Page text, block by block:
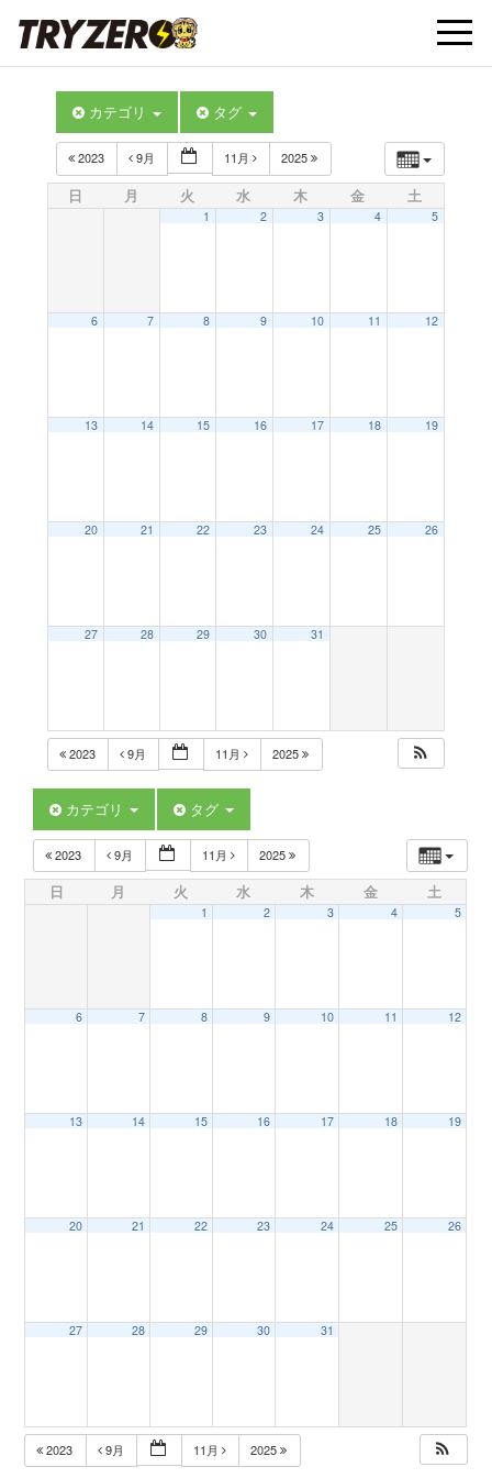
t
t
i
カテゴリ タグ
2023 9月 11月 2025
日 月 火 水 木 金 土
1 2 3 4 5
6 7 8 9 10 11 12
13 14 15 16 17 18 19
20 21 22 23 24 25 26
27 28 29 30 31
2023 9月 11月 2025
カテゴリ タグ
2023 9月 11月 2025
日 月 火 水 木 金 土
1 2 3 4 5
6 7 8 9 10 11 12
13 14 15 16 17 18 19
20 21 22 23 24 25 26
27 28 29 30 31
2023 9月 11月 2025